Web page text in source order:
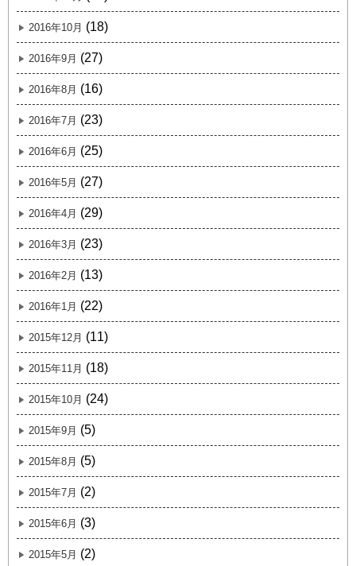
2016年10月 (18)
2016年9月 (27)
2016年8月 (16)
2016年7月 (23)
2016年6月 (25)
2016年5月 (27)
2016年4月 (29)
2016年3月 (23)
2016年2月 (13)
2016年1月 (22)
2015年12月 (11)
2015年11月 (18)
2015年10月 (24)
2015年9月 (5)
2015年8月 (5)
2015年7月 (2)
2015年6月 (3)
2015年5月 (2)